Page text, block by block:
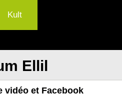
Kult
Ellil
vidéo et Facebook